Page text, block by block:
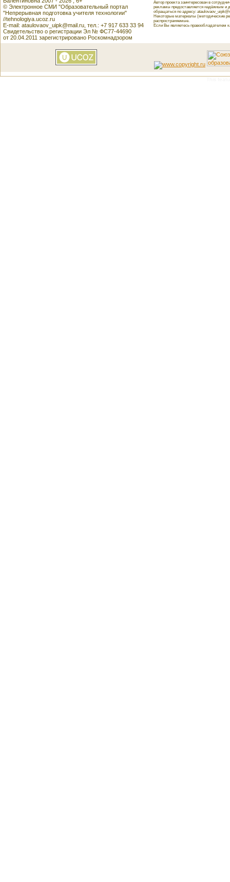
© Электронное СМИ "Образовательный портал
"Непрерывная подготовка учителя технологии"
//tehnologiya.ucoz.ru
E-mail: ataulovaov_uipk@mail.ru, тел.: +7 917 633 33 94
Свидетельство о регистрации Эл № ФС77-44690
от 20.04.2011 зарегистрировано Роскомнадзором
Автор проекта заинтересован в
рекламы предоставляется надёжным и
обращаться по адресу:
Некоторые материалы (методические
распространяемые.
Если Вы являетесь правообладателем